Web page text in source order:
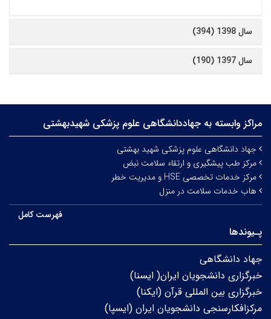
سال 1398 (394)
سال 1397 (190)
مراکز وابسته به جهاددانشگاهی علوم‌ پزشکی شهیدبهشتی
جهاد دانشگاهی علوم پزشکی شهید بهشتی
مرکز طب پیشگیری و ارتقاء سلامت نبض
مرکز خدمات تخصصی HSE و مدیریت خطر
هاب خدمات سلامت در منزل
فهرست کامل
پـیوندها
جهاد دانشگاهی
خبرگزاری دانشجویان ایران( ایسنا)
خبرگزاری بین المللی قرآن (ایکنا)
مرکزافکارسنجی دانشجویان ایران (ایسپا)